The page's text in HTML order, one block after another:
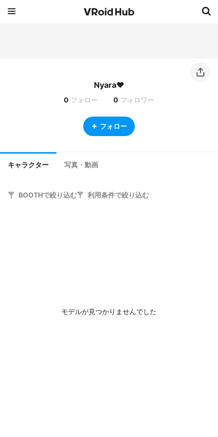
Nyara♥
0 フォロー 0 フォロワー
フォロー
キャラクター 写真・動画
BOOTHで絞り込む 利用条件で絞り込む
モデルが見つかりませんでした